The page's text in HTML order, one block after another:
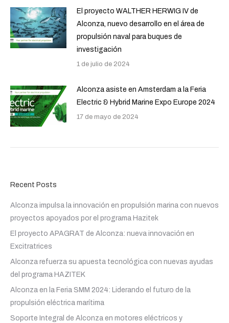
El proyecto WALTHER HERWIG IV de
Alconza, nuevo desarrollo en el área de
propulsión naval para buques de
investigación
1 de julio de 2024
Alconza asiste en Amsterdam a la Feria
Electric & Hybrid Marine Expo Europe 2024
17 de mayo de 2024
Recent Posts
Alconza impulsa la innovación en propulsión marina con nuevos
proyectos apoyados por el programa Hazitek
El proyecto APAGRAT de Alconza: nueva innovación en
Excitratrices
Alconza refuerza su apuesta tecnológica con nuevas ayudas
del programa HAZITEK
Alconza en la Feria SMM 2024: Liderando el futuro de la
propulsión eléctrica marítima
Soporte Integral de Alconza en motores eléctricos y